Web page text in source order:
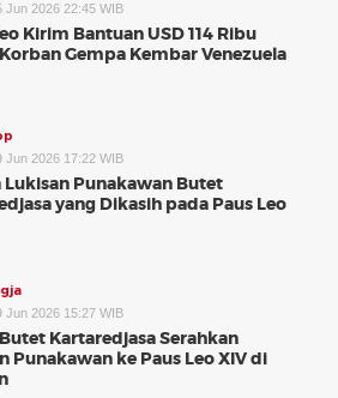
Jun 2026 22:45 WIB
Kirim Bantuan USD 114 Ribu
Gempa Kembar Venezuela
Jun 2026 17:22 WIB
Lukisan Punakawan Butet
yang Dikasih pada Paus Leo
Jun 2026 15:27 WIB
Kartaredjasa Serahkan
Punakawan ke Paus Leo XIV di